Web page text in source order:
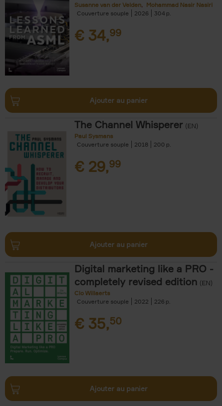
Susanne van der Velden
Mohammad Nasir Nasiri
Couverture souple
2026 304
€ 34,99
Ajouter au panier
The Channel Whisperer (EN)
Paul Sysmans
Couverture souple
2018 200
€ 29,99
Ajouter au panier
Digital marketing like a PRO -
completely revised edition (EN)
Clo Willaerts
Couverture souple
2022 226
€ 35,50
Ajouter au panier